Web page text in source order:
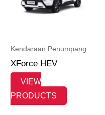
Kendaraan Penumpang
XForce HEV
VIEW
PRODUCTS